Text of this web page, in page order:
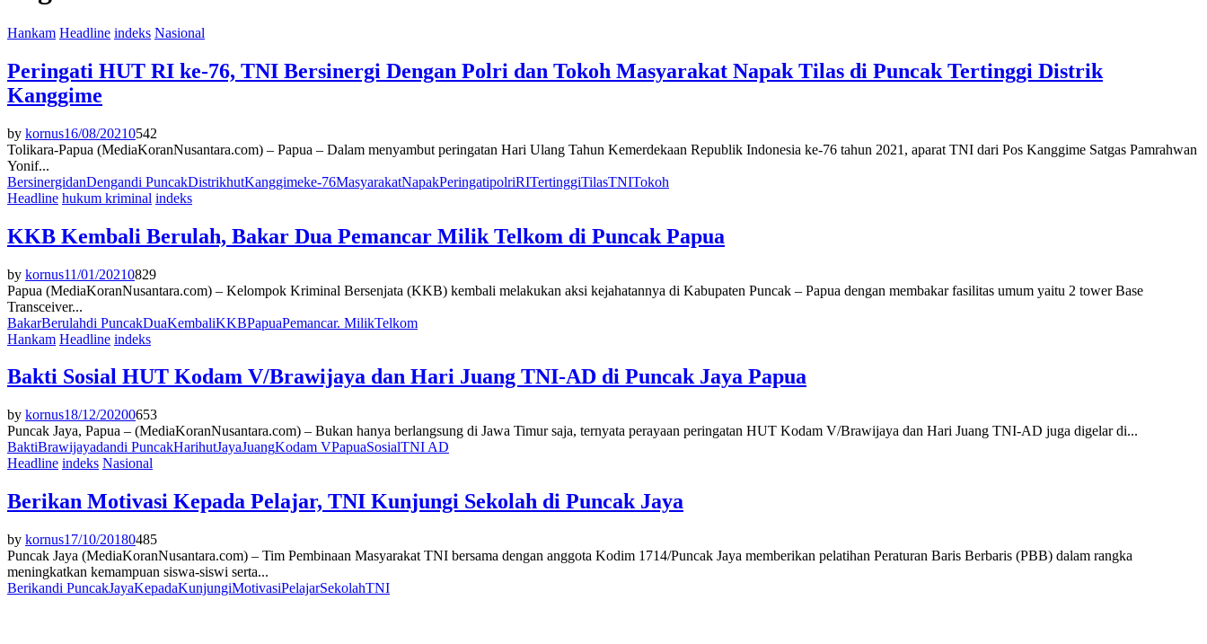
Hankam Headline indeks Nasional
Peringati HUT RI ke-76, TNI Bersinergi Dengan Polri dan Tokoh Masyarakat Napak Tilas di Puncak Tertinggi Distrik
Kanggime
by kornus16/08/20210542
Tolikara-Papua (MediaKoranNusantara.com) – Papua – Dalam menyambut peringatan Hari Ulang Tahun Kemerdekaan Republik Indonesia ke-76 tahun 2021, aparat TNI dari Pos Kanggime Satgas Pamrahwan
Yonif...
BersinergidanDengandi PuncakDistrikhutKanggimeke-76MasyarakatNapakPeringatipolriRITertinggiTilasTNITokoh
Headline hukum kriminal indeks
KKB Kembali Berulah, Bakar Dua Pemancar Milik Telkom di Puncak Papua
by kornus11/01/20210829
Papua (MediaKoranNusantara.com) – Kelompok Kriminal Bersenjata (KKB) kembali melakukan aksi kejahatannya di Kabupaten Puncak – Papua dengan membakar fasilitas umum yaitu 2 tower Base
Transceiver...
BakarBerulahdi PuncakDuaKembaliKKBPapuaPemancar. MilikTelkom
Hankam Headline indeks
Bakti Sosial HUT Kodam V/Brawijaya dan Hari Juang TNI-AD di Puncak Jaya Papua
by kornus18/12/20200653
Puncak Jaya, Papua – (MediaKoranNusantara.com) – Bukan hanya berlangsung di Jawa Timur saja, ternyata perayaan peringatan HUT Kodam V/Brawijaya dan Hari Juang TNI-AD juga digelar di...
BaktiBrawijayadandi PuncakHarihutJayaJuangKodam VPapuaSosialTNI AD
Headline indeks Nasional
Berikan Motivasi Kepada Pelajar, TNI Kunjungi Sekolah di Puncak Jaya
by kornus17/10/20180485
Puncak Jaya (MediaKoranNusantara.com) – Tim Pembinaan Masyarakat TNI bersama dengan anggota Kodim 1714/Puncak Jaya memberikan pelatihan Peraturan Baris Berbaris (PBB) dalam rangka
meningkatkan kemampuan siswa-siswi serta...
Berikandi PuncakJayaKepadaKunjungiMotivasiPelajarSekolahTNI